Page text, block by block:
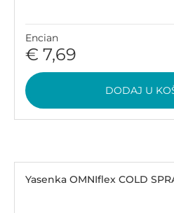
Encian
€ 7,69
DODAJ U
Yasenka OMNIflex COLD